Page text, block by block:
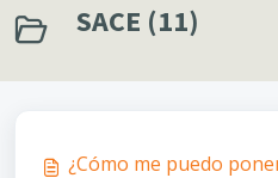
SACE (11)
¿Cómo me puedo